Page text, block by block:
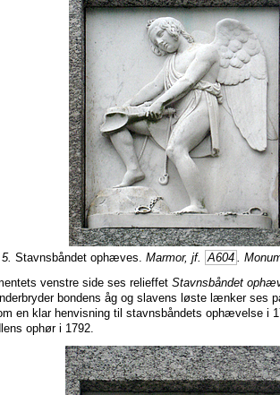
Stavnsbåndet ophæves. Marmor, jf. A604 .
venstre side ses relieffet Stavnsbåndet
bondens åg og slavens løste lænker ses
en klar henvisning til stavnsbåndets ophævelse i
ophør i 1792.